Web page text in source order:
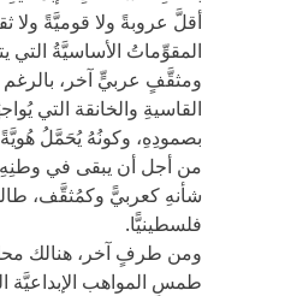
أقلَّ عروبةً ولا قوميَّةً ولا
المقوِّماتُ الأساسيَّةُ التي
ومثقَّفٍ عربيٍّ آخر،
القاسيةِ والخانقة التي
بصمودِهِ، وكونُهُ يُحَمَّلُ هُويَّةً
من أجل أن يبقى في
شأنهِ كعربيًّ وكمُثقَّف،
فلسطينيًّا.
ومن طرفٍ آخر، هنالك
طمسِ المواهب الإبداعيَّة